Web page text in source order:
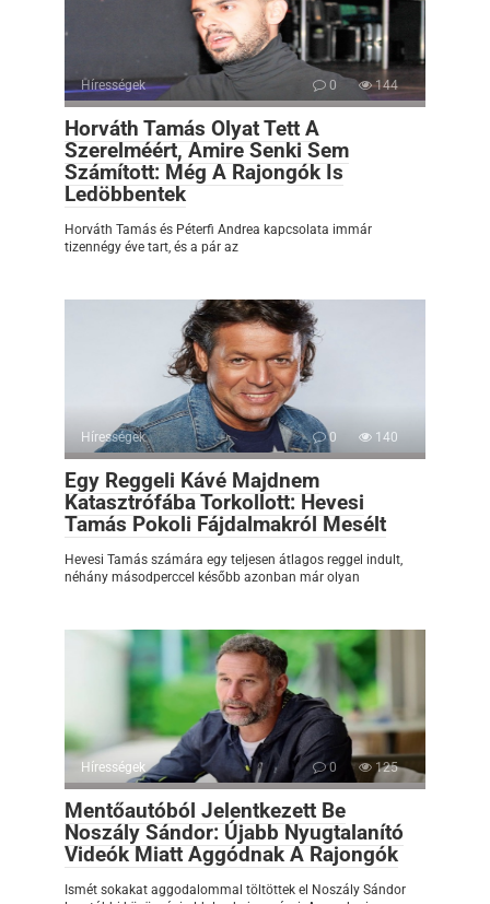
Hírességek 0 144
Horváth Tamás Olyat Tett A
Szerelméért, Amire Senki Sem
Számított: Még A Rajongók Is
Ledöbbentek
Horváth Tamás és Péterfi Andrea kapcsolata immár
tizennégy éve tart, és a pár az
Hírességek 0 140
Egy Reggeli Kávé Majdnem
Katasztrófába Torkollott: Hevesi
Tamás Pokoli Fájdalmakról Mesélt
Hevesi Tamás számára egy teljesen átlagos reggel indult,
néhány másodperccel később azonban már olyan
Hírességek 0 125
Mentőautóból Jelentkezett Be
Noszály Sándor: Újabb Nyugtalanító
Videók Miatt Aggódnak A Rajongók
Ismét sokakat aggodalommal töltöttek el Noszály Sándor